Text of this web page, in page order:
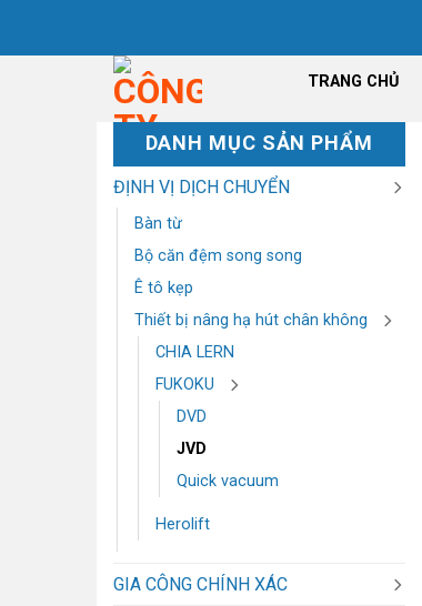
TRANG CHỦ
DANH MỤC SẢN PHẨM
ĐỊNH VỊ DỊCH CHUYỂN
Bàn từ
Bộ căn đệm song song
Ê tô kẹp
Thiết bị nâng hạ hút chân không
CHIA LERN
FUKOKU
DVD
JVD
Quick vacuum
Herolift
GIA CÔNG CHÍNH XÁC